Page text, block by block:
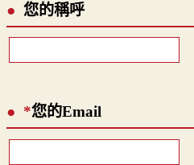
您的稱呼
*您的Email